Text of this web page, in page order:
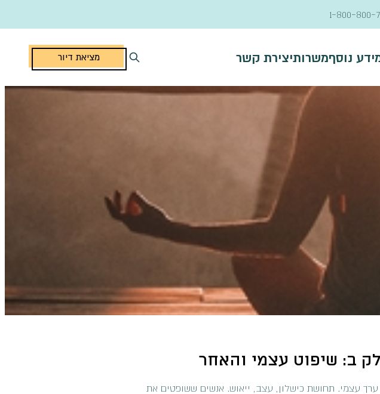
1-800-800-
נוסףמשרותיצירת קשר מציאת דיור
ב: שיפוט עצמי והאחר
עצמי. תחושת כישלון, עצב, ייאוש. אנשים ששופטים את